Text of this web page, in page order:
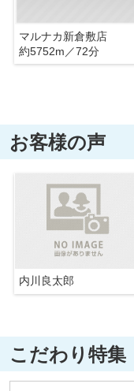
マルナカ新倉敷店
約5752m／72分
お客様の声
内川良太郎
こだわり特集